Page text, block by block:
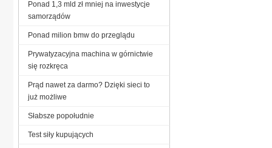
Ponad 1,3 mld zł mniej na inwestycje
samorządów
Ponad milion bmw do przeglądu
Prywatyzacyjna machina w górnictwie
się rozkręca
Prąd nawet za darmo? Dzięki sieci to
już możliwe
Słabsze popołudnie
Test siły kupujących